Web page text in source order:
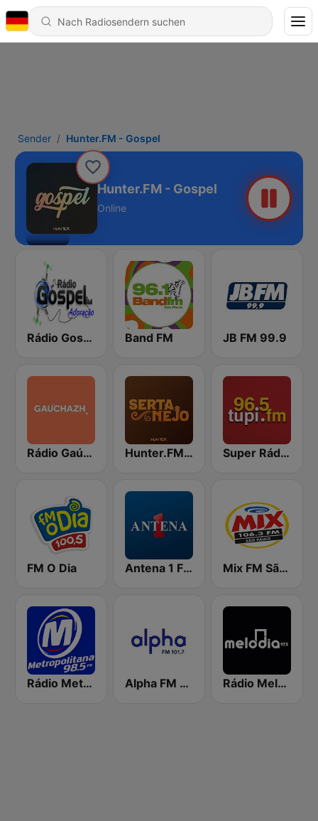
Sender Hunter.FM - Gospel
Hunter.FM - Gospel
Online
Rádio Gospel Adoração Band FM JB FM 99.9
Rádio Gaúcha ZH Hunter.FM - Sertanejo Super Rádio Tupi
FM O Dia Antena 1 FM Mix FM São Paulo
Rádio Metropolitana 98.5 FM Alpha FM 101.7 Rádio Melodia FM